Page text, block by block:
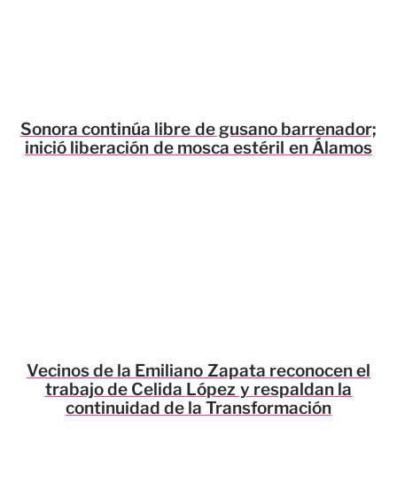
Sonora continúa libre de gusano barrenador;
inició liberación de mosca estéril en Álamos
Vecinos de la Emiliano Zapata reconocen el
trabajo de Celida López y respaldan la
continuidad de la Transformación